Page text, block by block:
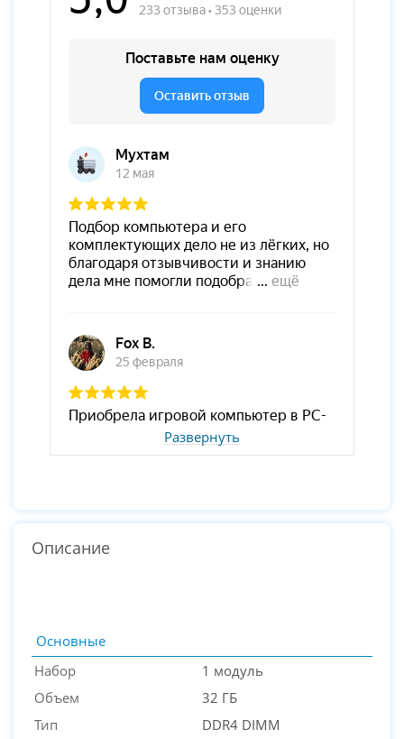
Развернуть
Описание
Основные
Набор
1 модуль
Объем
32 ГБ
Тип
DDR4 DIMM